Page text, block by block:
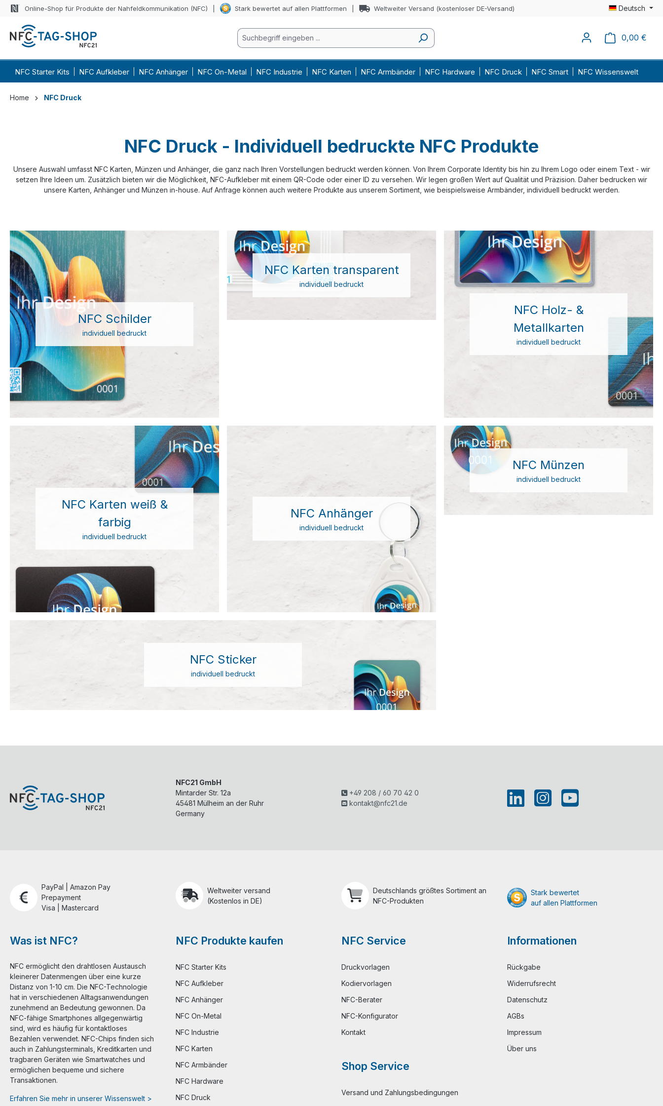
Hauptinhalt springen
Zur Suche springen
Zur Hauptnavigation springen
Online-Shop für Produkte der Nahfeldkommunikation (NFC) Stark bewertet auf allen Plattformen Weltweiter Versand (kostenloser DE-Versand) Deutsch
0,00 €
NFC Starter Kits NFC Aufkleber NFC Anhänger NFC On-Metal NFC Industrie NFC Karten NFC Armbänder NFC Hardware NFC Druck NFC Smart NFC Wissenswelt
Home NFC Druck
NFC Druck - Individuell bedruckte NFC Produkte
Unsere Auswahl umfasst NFC Karten, Münzen und Anhänger, die ganz nach Ihren Vorstellungen bedruckt werden können. Von Ihrem Corporate Identity bis hin zu Ihrem Logo oder einem Text - wir
setzen Ihre Ideen um. Zusätzlich bieten wir die Möglichkeit, NFC-Aufkleber mit einem QR-Code oder einer ID zu versehen. Wir legen großen Wert auf Qualität und Präzision. Daher bedrucken wir
unsere Karten, Anhänger und Münzen in-house. Auf Anfrage können auch weitere Produkte aus unserem Sortiment, wie beispielsweise Armbänder, individuell bedruckt werden.
NFC Schilder
individuell bedruckt
NFC Karten transparent
individuell bedruckt
NFC Holz- &
Metallkarten
individuell bedruckt
NFC Karten weiß &
farbig
individuell bedruckt
NFC Anhänger
individuell bedruckt
NFC Münzen
individuell bedruckt
NFC Sticker
individuell bedruckt
NFC21 GmbH
Mintarder Str. 12a
45481 Mülheim an der Ruhr
Germany
+49 208 / 60 70 42 0
kontakt@nfc21.de
PayPal | Amazon Pay
Prepayment
Visa | Mastercard
Weltweiter versand
(Kostenlos in DE)
Deutschlands größtes Sortiment an
NFC-Produkten
Stark bewertet
auf allen Plattformen
Was ist NFC?
NFC ermöglicht den drahtlosen Austausch
kleinerer Datenmengen über eine kurze
Distanz von 1-10 cm. Die NFC-Technologie
hat in verschiedenen Alltagsanwendungen
zunehmend an Bedeutung gewonnen. Da
NFC-fähige Smartphones allgegenwärtig
sind, wird es häufig für kontaktloses
Bezahlen verwendet. NFC-Chips finden sich
auch in Zahlungsterminals, Kreditkarten und
tragbaren Geräten wie Smartwatches und
ermöglichen bequeme und sichere
Transaktionen.
Erfahren Sie mehr in unserer Wissenswelt >
NFC Produkte kaufen
NFC Starter Kits
NFC Aufkleber
NFC Anhänger
NFC On-Metal
NFC Industrie
NFC Karten
NFC Armbänder
NFC Hardware
NFC Druck
NFC Service
Druckvorlagen
Kodiervorlagen
NFC-Berater
NFC-Konfigurator
Kontakt
Shop Service
Versand und Zahlungsbedingungen
Informationen
Rückgabe
Widerrufsrecht
Datenschutz
AGBs
Impressum
Über uns